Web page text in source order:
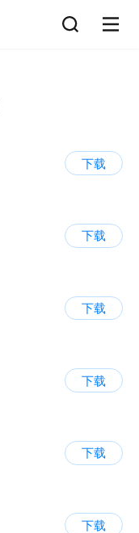
下载
下载
下载
下载
下载
下载